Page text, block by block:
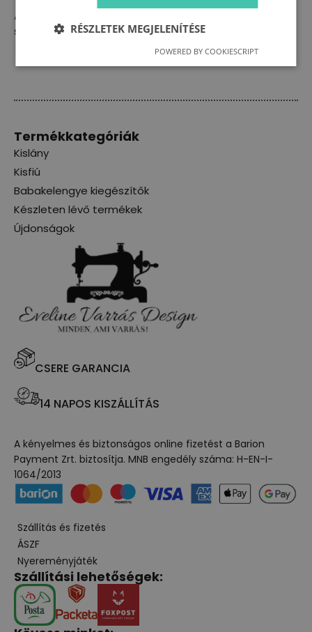
Alacsony hőfokon mosható, szárítógépben nem
szárítható és vasalása nem ajánlott.
Termékkategóriák
Kislány
Kisfiú
Babakelengye kiegészítők
Készleten lévő termékek
Újdonságok
CSERE GARANCIA
14 NAPOS KISZÁLLÍTÁS
A kényelmes és biztonságos online fizetést a Barion
Payment Zrt. biztosítja. MNB engedély száma: H-EN-I-
1064/2013
Szállítás és fizetés
ÁSZF
Nyereményjáték
Szállítási lehetőségek:
RÉSZLETEK MEGJELENÍTÉSE
POWERED BY COOKIESCRIPT